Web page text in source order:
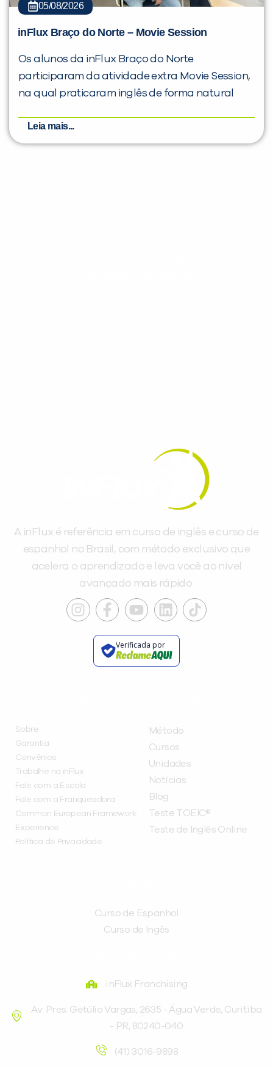
05/08/2026
inFlux Braço do Norte – Movie Session
Os alunos da inFlux Braço do Norte
participaram da atividade extra Movie Session,
na qual praticaram inglês de forma natural
Leia mais...
A inFlux é referência em curso de inglês e curso de
espanhol no Brasil, com método exclusivo que
acelera o aprendizado e leva você ao nível
avançado mais rápido.
Verificada por
Sobre
Garantia
Convênios
Trabalhe na inFlux
Fale com a Escola
Fale com a Franqueadora
Common European Framework
Experience
Política de Privacidade
Método
Cursos
Unidades
Notícias
Blog
Teste TOEIC®
Teste de Inglês Online
Curso de Espanhol
Curso de Ingês
inFlux Franchising
Av. Pres. Getúlio Vargas, 2635 - Água Verde, Curitiba
- PR, 80240-040
(41) 3016-9898